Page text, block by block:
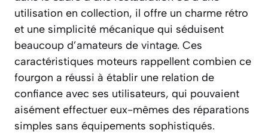
utilisation en collection, il offre un charme rétro
et une simplicité mécanique qui séduisent
beaucoup d’amateurs de vintage. Ces
caractéristiques moteurs rappellent combien ce
fourgon a réussi à établir une relation de
confiance avec ses utilisateurs, qui pouvaient
aisément effectuer eux-mêmes des réparations
simples sans équipements sophistiqués.